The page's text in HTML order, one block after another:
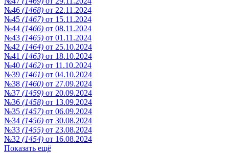
№46 (1468) от 22.11.2024
№45 (1467) от 15.11.2024
№44 (1466) от 08.11.2024
№43 (1465) от 01.11.2024
№42 (1464) от 25.10.2024
№41 (1463) от 18.10.2024
№40 (1462) от 11.10.2024
№39 (1461) от 04.10.2024
№38 (1460) от 27.09.2024
№37 (1459) от 20.09.2024
№36 (1458) от 13.09.2024
№35 (1457) от 06.09.2024
№34 (1456) от 30.08.2024
№33 (1455) от 23.08.2024
№32 (1454) от 16.08.2024
Показать ещё